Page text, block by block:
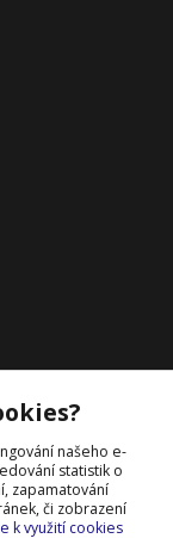
našeho e-
statistik o
zapamatování
či zobrazení
k využití cookies